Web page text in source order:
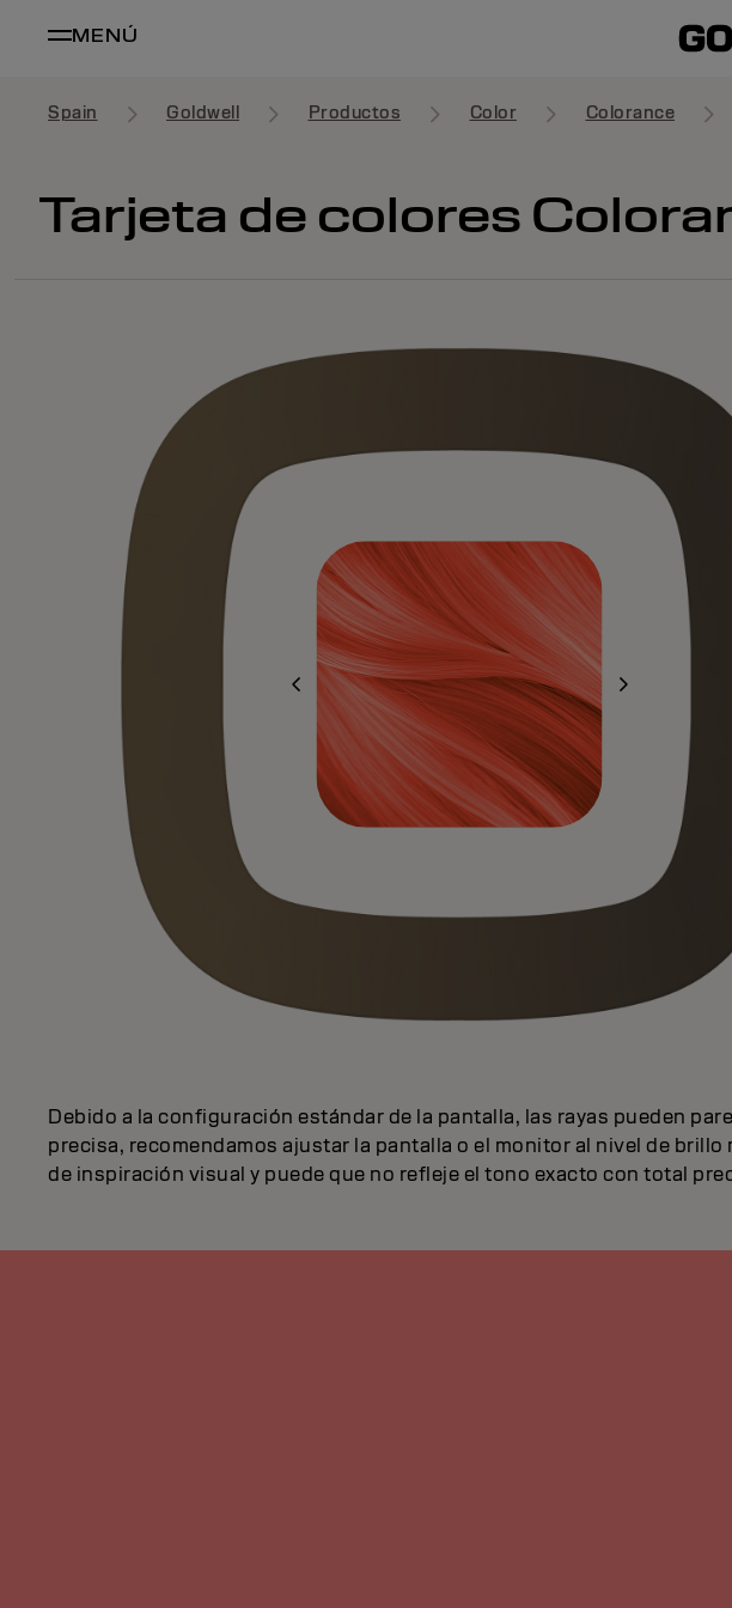
MENÚ
Spain Goldwell Productos Color Colorance
Tarjeta de colores
Debido a la configuración estándar de la pantalla, las rayas pueden
precisa, recomendamos ajustar la pantalla o el monitor al nivel de
de inspiración visual y puede que no refleje el tono exacto con total